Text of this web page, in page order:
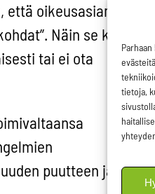
tietoja,
oikeusasiamiehen
Näin se kattaisi
tai ei ota
puutteen ja